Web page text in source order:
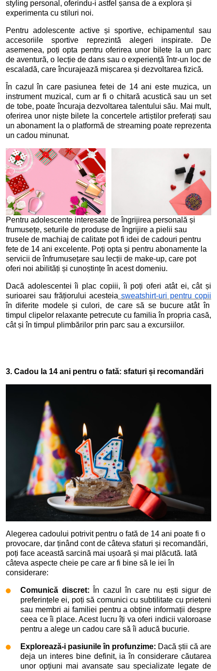
styling personal, oferindu-i astfel șansa de a explora și
experimenta cu stiluri noi.
Pentru adolescente active și sportive, echipamentul sau
accesoriile sportive reprezintă alegeri inspirate. De
asemenea, poți opta pentru oferirea unor bilete la un parc
de aventură, o lecție de dans sau o experiență într-un loc de
escaladă, care încurajează mișcarea și dezvoltarea fizică.
În cazul în care pasiunea fetei de 14 ani este muzica, un
instrument muzical, cum ar fi o chitară acustică sau un set
de tobe, poate încuraja dezvoltarea talentului său. Mai mult,
oferirea unor niște bilete la concertele artiștilor preferați sau
un abonament la o platformă de streaming poate reprezenta
un cadou minunat.
Pentru adolescente interesate de îngrijirea personală și
frumusețe, seturile de produse de îngrijire a pielii sau
trusele de machiaj de calitate pot fi idei de cadouri pentru
fete de 14 ani excelente. Poți opta și pentru abonamente la
servicii de înfrumusețare sau lecții de make-up, care pot
oferi noi abilități și cunoștințe în acest domeniu.
Dacă adolescentei îi plac copiii, îi poți oferi atât ei, cât și
surioarei sau frățiorului acesteia sweatshirt-uri pentru copii
în diferite modele și culori, de care să se bucure atât în
timpul clipelor relaxante petrecute cu familia în propria casă,
cât și în timpul plimbărilor prin parc sau a excursiilor.
3. Cadou la 14 ani pentru o fată: sfaturi și recomandări
Alegerea cadoului potrivit pentru o fată de 14 ani poate fi o
provocare, dar ținând cont de câteva sfaturi și recomandări,
poți face această sarcină mai ușoară și mai plăcută. Iată
câteva aspecte cheie pe care ar fi bine să le iei în
considerare:
Comunică discret: În cazul în care nu ești sigur de
preferințele ei, poți să comunici cu subtilitate cu prieteni
sau membri ai familiei pentru a obține informații despre
ceea ce îi place. Acest lucru îți va oferi indicii valoroase
pentru a alege un cadou care să îi aducă bucurie.
Explorează-i pasiunile în profunzime: Dacă știi că are
deja un interes bine definit, ia în considerare căutarea
unor opțiuni mai avansate sau specializate legate de